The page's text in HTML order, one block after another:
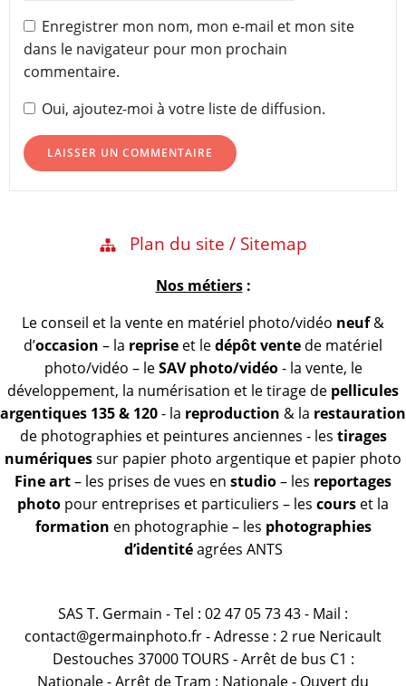
Enregistrer mon nom, mon e-mail et mon site
dans le navigateur pour mon prochain
commentaire.
Oui, ajoutez-moi à votre liste de diffusion.
Plan du site / Sitemap
Nos métiers:
Le conseil et la vente en matériel photo/vidéo neuf&
d’occasion – la reprise et ledépôt vente de matériel
photo/vidéo – leSAV photo/vidéo- la vente, le
développement, la numérisation et le tirage de pellicules
argentiques 135 & 120- la reproduction & la restauration
de photographies et peintures anciennes - les tirages
numériquessur papier photo argentique et papier photo
Fine art– les prises de vues en studio– les reportages
photo pour entreprises et particuliers – les cours et la
formation en photographie – les photographies
d’identitéagrées ANTS
SAS T. Germain - Tel : 02 47 05 73 43 - Mail :
contact@germainphoto.fr - Adresse : 2 rue Nericault
Destouches 37000 TOURS - Arrêt de bus C1 :
Nationale - Arrêt de Tram : Nationale - Ouvert du